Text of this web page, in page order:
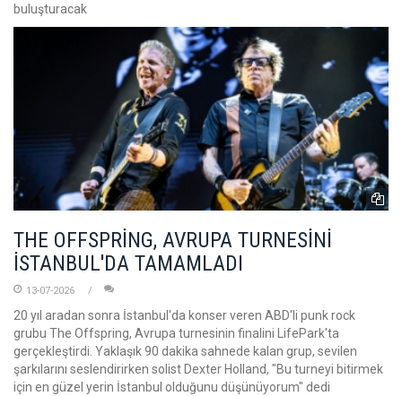
buluşturacak
THE OFFSPRİNG, AVRUPA TURNESİNİ
İSTANBUL'DA TAMAMLADI
13-07-2026
20 yıl aradan sonra İstanbul'da konser veren ABD'li punk rock
grubu The Offspring, Avrupa turnesinin finalini LifePark'ta
gerçekleştirdi. Yaklaşık 90 dakika sahnede kalan grup, sevilen
şarkılarını seslendirirken solist Dexter Holland, "Bu turneyi bitirmek
için en güzel yerin İstanbul olduğunu düşünüyorum" dedi